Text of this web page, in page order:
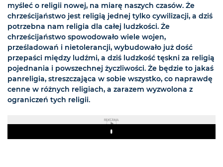
myśleć o religii nowej, na miarę naszych czasów. Że
chrześcijaństwo jest religią jednej tylko cywilizacji, a dziś
potrzebna nam religia dla całej ludzkości. Że
chrześcijaństwo spowodowało wiele wojen,
prześladowań i nietolerancji, wybudowało już dość
przepaści między ludźmi, a dziś ludzkość tęskni za religią
pojednania i powszechnej życzliwości. Że będzie to jakaś
panreligia, streszczająca w sobie wszystko, co naprawdę
cenne w różnych religiach, a zarazem wyzwolona z
ograniczeń tych religii.
REKLAMA
Play